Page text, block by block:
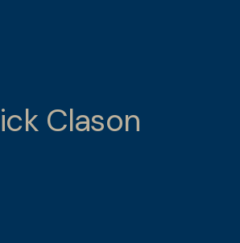
Clason